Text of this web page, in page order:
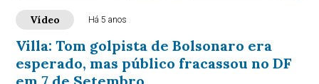
Vídeo Há 5 anos
Villa: Tom golpista de Bolsonaro era
esperado, mas público fracassou no DF